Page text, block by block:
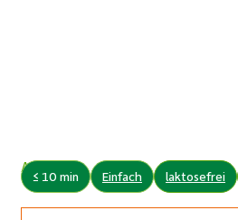
Autor:
≤ 10 min Einfach laktosefrei